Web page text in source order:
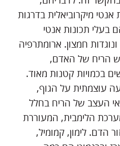
מיקרוביאלית בדרגות
בעלי תכונות אנטי
ונוגדות חמצון. ארומתרפיה
הריח של האדם,
בכמויות קטנות מאוד.
עוצמתית על הגוף,
העצב של הריח בחלל
הלימבית, המעוררת
הדם. לימון, קמומיל,